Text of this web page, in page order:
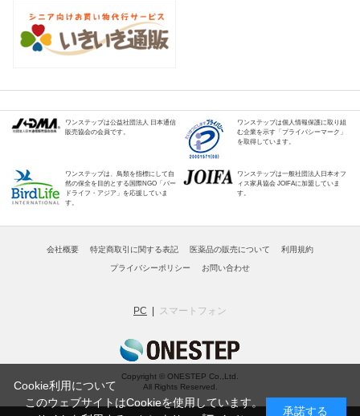
ワンステップは公益社団法人 日本通信
販売協会の会員です。
ワンステップは個人情報保護に取り組
む企業を示す「プライバシーマーク」
を取得しています。
ワンステップは、鳥類を指標にして自
然の保全を目的とする国際NGO「バー
ドライフ・アジア」を応援していま
す。
ワンステップは一般社団法人日本オフ
ィス家具協会 JOIFAに加盟していま
す。
会社概要 特定商取引に関する表記 医薬品の販売について 利用規約
プライバシーポリシー お問い合わせ
PC スマートフォン
Copyright © ONESTEP Co.,Ltd.
All Rights Reserved.
Cookie利用について
このウェブサイトはCookieを使用しています。
承諾する